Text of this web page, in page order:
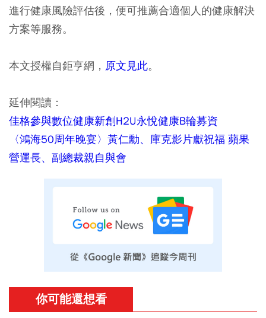
進行健康風險評估後，便可推薦合適個人的健康解決
方案等服務。
本文授權自鉅亨網， 原文見此。
延伸閱讀：
佳格參與數位健康新創H2U永悅健康B輪募資
〈鴻海50周年晚宴〉黃仁勳、庫克影片獻祝福 蘋果
營運長、副總裁親自與會